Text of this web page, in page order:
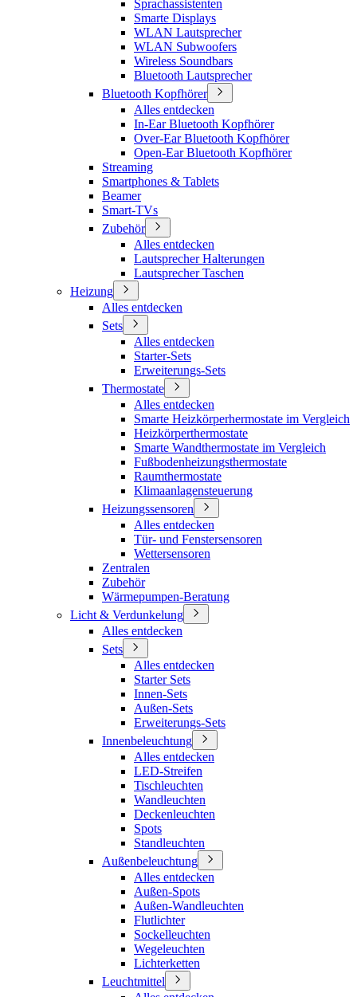
Sprachassistenten
Smarte Displays
WLAN Lautsprecher
WLAN Subwoofers
Wireless Soundbars
Bluetooth Lautsprecher
Bluetooth Kopfhörer
Alles entdecken
In-Ear Bluetooth Kopfhörer
Over-Ear Bluetooth Kopfhörer
Open-Ear Bluetooth Kopfhörer
Streaming
Smartphones & Tablets
Beamer
Smart-TVs
Zubehör
Alles entdecken
Lautsprecher Halterungen
Lautsprecher Taschen
Heizung
Alles entdecken
Sets
Alles entdecken
Starter-Sets
Erweiterungs-Sets
Thermostate
Alles entdecken
Smarte Heizkörperhermostate im Vergleich
Heizkörperthermostate
Smarte Wandthermostate im Vergleich
Fußbodenheizungsthermostate
Raumthermostate
Klimaanlagensteuerung
Heizungssensoren
Alles entdecken
Tür- und Fenstersensoren
Wettersensoren
Zentralen
Zubehör
Wärmepumpen-Beratung
Licht & Verdunkelung
Alles entdecken
Sets
Alles entdecken
Starter Sets
Innen-Sets
Außen-Sets
Erweiterungs-Sets
Innenbeleuchtung
Alles entdecken
LED-Streifen
Tischleuchten
Wandleuchten
Deckenleuchten
Spots
Standleuchten
Außenbeleuchtung
Alles entdecken
Außen-Spots
Außen-Wandleuchten
Flutlichter
Sockelleuchten
Wegeleuchten
Lichterketten
Leuchtmittel